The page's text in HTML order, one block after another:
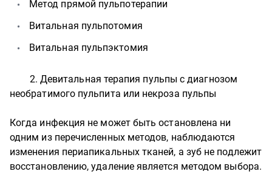
Метод прямой пульпотерапии
Витальная пульпотомия
Витальная пульпэктомия
2. Девитальная терапия пульпы с диагнозом
необратимого пульпита или некроза пульпы
Когда инфекция не может быть остановлена ни
одним из перечисленных методов, наблюдаются
изменения периапикальных тканей, а зуб не подлежит
восстановлению, удаление является методом выбора.